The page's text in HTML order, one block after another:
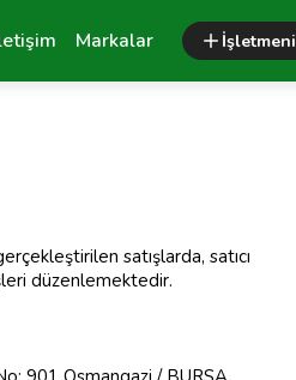
Markalar
satışlarda, satıcı
düzenlemektedir.